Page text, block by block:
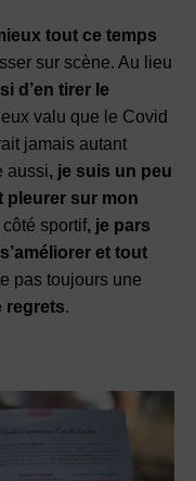
tout ce temps
sur scène. Au lieu
d’en tirer le
valu que le Covid
jamais autant
aussi, je suis un peu
pleurer sur mon
côté sportif, je pars
et tout
pas toujours une
regrets.